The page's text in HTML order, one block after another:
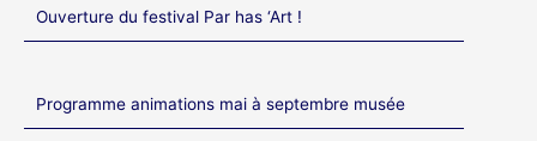
Ouverture du festival Par has ‘Art !
Programme animations mai à septembre musée